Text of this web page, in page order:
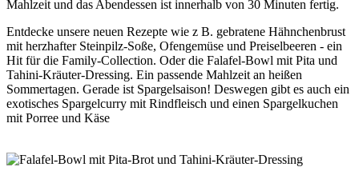
Mahlzeit und das Abendessen ist innerhalb von 30 Minuten fertig.
Entdecke unsere neuen Rezepte wie z B. gebratene Hähnchenbrust
mit herzhafter Steinpilz-Soße, Ofengemüse und Preiselbeeren - ein
Hit für die Family-Collection. Oder die Falafel-Bowl mit Pita und
Tahini-Kräuter-Dressing. Ein passende Mahlzeit an heißen
Sommertagen. Gerade ist Spargelsaison! Deswegen gibt es auch ein
exotisches Spargelcurry mit Rindfleisch und einen Spargelkuchen
mit Porree und Käse